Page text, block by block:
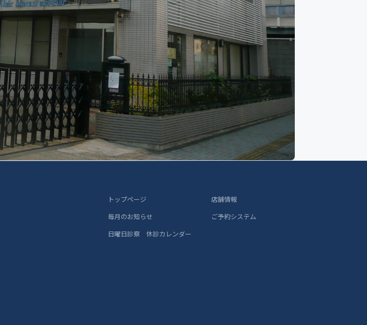
トップページ
毎月のお知らせ
日曜日診察 休診カレンダー
店舗情報
ご予約システム